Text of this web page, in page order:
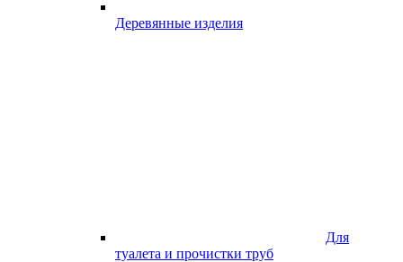
Деревянные изделия
Для
туалета и прочистки труб